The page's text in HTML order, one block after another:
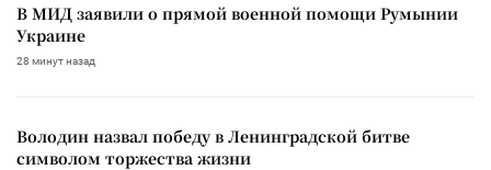
В МИД заявили о прямой военной помощи Румынии
Украине
28 минут назад
Володин назвал победу в Ленинградской битве
символом торжества жизни